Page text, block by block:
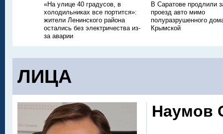
«На улице 40 градусов, в
холодильниках все портится»:
жители Ленинского района
остались без электричества из-
за аварии
В Саратове продлили
проезд авто мимо
полуразрушенного
Крымской
ЛИЦА
Наумов